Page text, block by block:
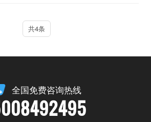
工业自动化等相关专业,本科及
经验者；
，天正，PHOTOSHOP等制
共4条
全国免费咨询热线